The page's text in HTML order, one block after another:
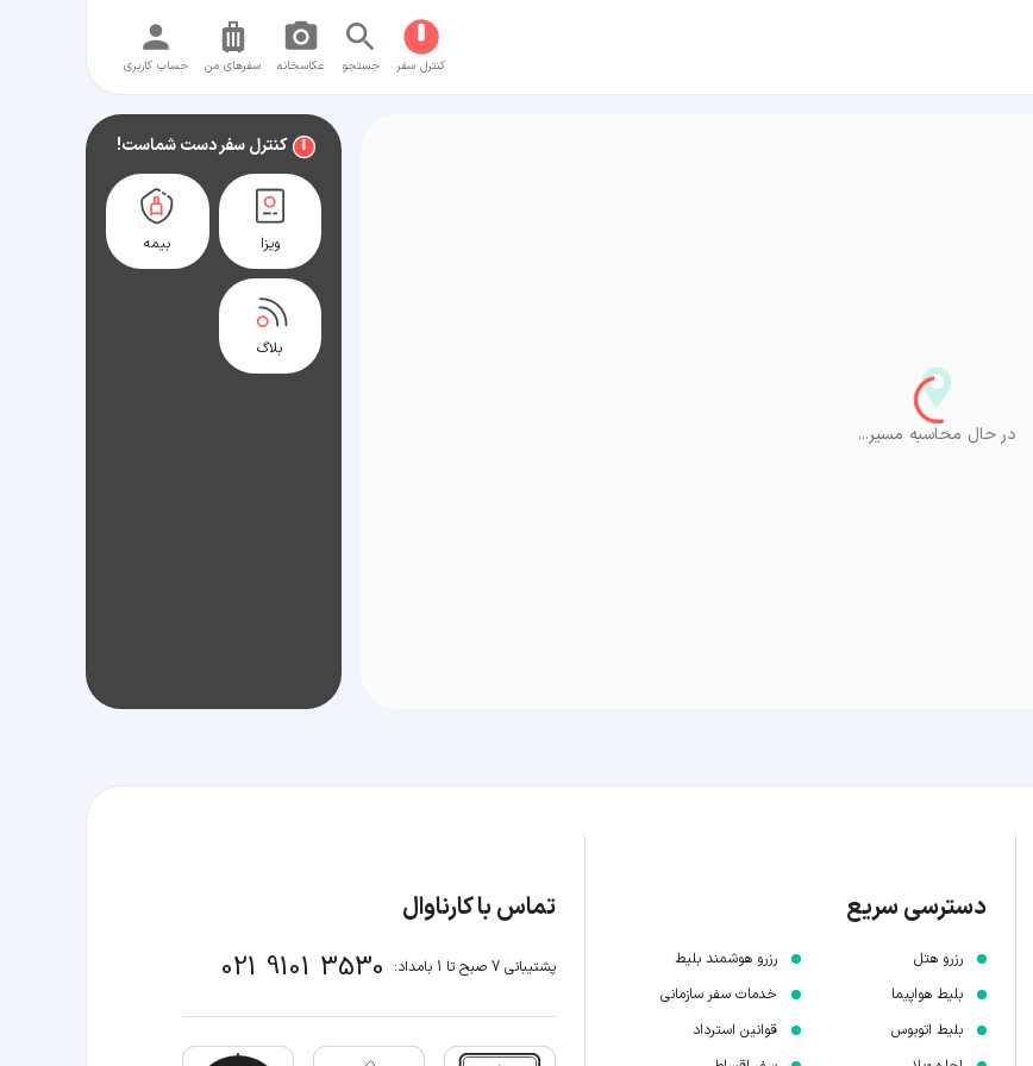
کنترل سفر جستجو عکاسخانه سفر‌های من حساب کاربری
در حال محاسبه مسیر...
کنترل سفر دست شماست!
ویزا بیمه
بلاگ
دسترسی سریع
رزرو هتل
بلیط هواپیما
بلیط اتوبوس
رزرو هوشمند بلیط
خدمات سفر سازمانی
قوانین استرداد
تماس با کارناوال
پشتیبانی 7 صبح تا 1 بامداد: 021 9101 3530